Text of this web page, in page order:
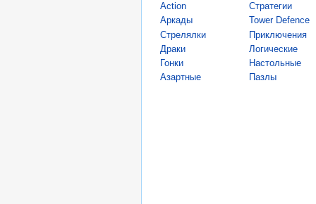
Action
Аркады
Стрелялки
Драки
Гонки
Азартные
Стратегии
Tower Defence
Приключения
Логические
Настольные
Пазлы